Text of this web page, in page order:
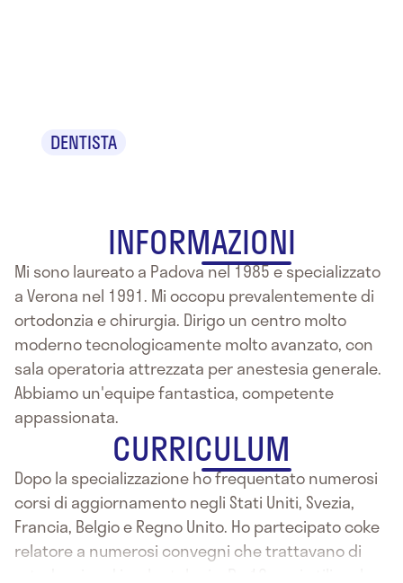
DENTISTA
INFORMAZIONI
Mi sono laureato a Padova nel 1985 e specializzato
a Verona nel 1991. Mi occopu prevalentemente di
ortodonzia e chirurgia. Dirigo un centro molto
moderno tecnologicamente molto avanzato, con
sala operatoria attrezzata per anestesia generale.
Abbiamo un'equipe fantastica, competente
appassionata.
CURRICULUM
Dopo la specializzazione ho frequentato numerosi
corsi di aggiornamento negli Stati Uniti, Svezia,
Francia, Belgio e Regno Unito. Ho partecipato coke
relatore a numerosi convegni che trattavano di